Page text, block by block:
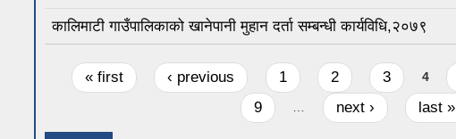
कालिमाटी गाउँपालिकाको खानेपानी मुहान दर्ता सम्बन्धी कार्यविधि,२०७९
Pages
« first ‹ previous 1 2 3 4
9
… next › last »